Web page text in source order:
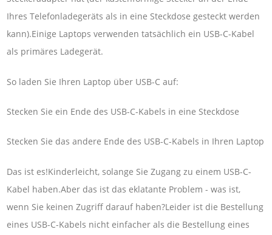
Ihres Telefonladegeräts als in eine Steckdose gesteckt werden
kann).Einige Laptops verwenden tatsächlich ein USB-C-Kabel
als primäres Ladegerät.
So laden Sie Ihren Laptop über USB-C auf:
Stecken Sie ein Ende des USB-C-Kabels in eine Steckdose
Stecken Sie das andere Ende des USB-C-Kabels in Ihren Laptop
Das ist es!Kinderleicht, solange Sie Zugang zu einem USB-C-
Kabel haben.Aber das ist das eklatante Problem - was ist,
wenn Sie keinen Zugriff darauf haben?Leider ist die Bestellung
eines USB-C-Kabels nicht einfacher als die Bestellung eines